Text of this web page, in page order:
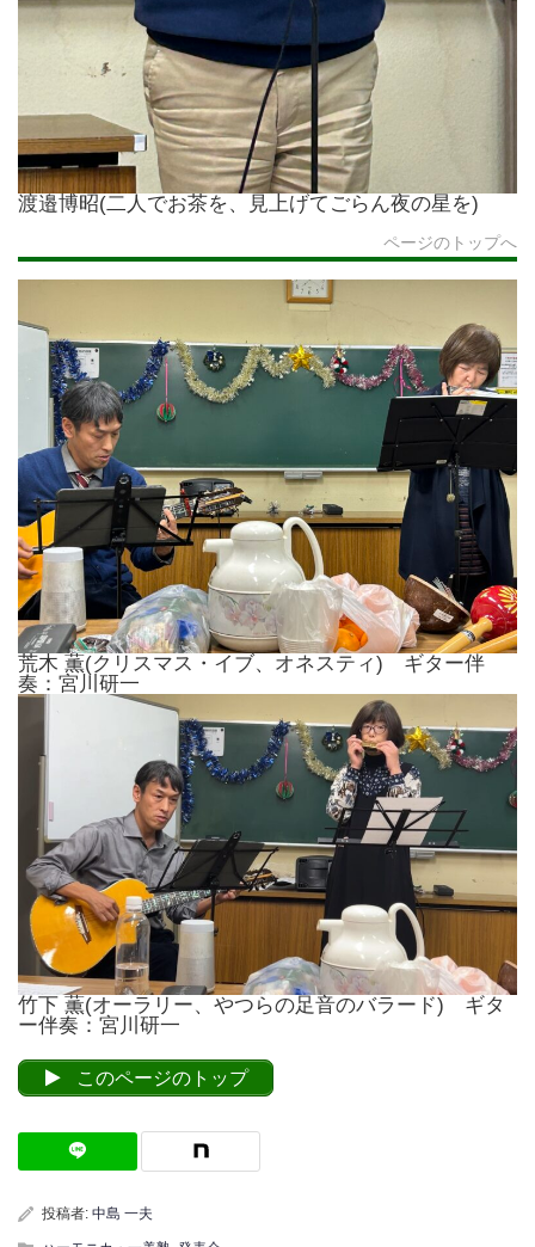
渡邉博昭(二人でお茶を、見上げてごらん夜の星を)
ページのトップへ
荒木 薫(クリスマス・イブ、オネスティ) ギター伴
奏：宮川研一
竹下 薫(オーラリー、やつらの足音のバラード) ギタ
ー伴奏：宮川研一
このページのトップ
投稿者: 中島 一夫